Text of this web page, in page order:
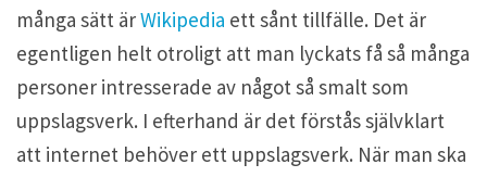
många sätt ärWikipedia ett sånt tillfälle. Det är
egentligen helt otroligt att man lyckats få så många
personer intresserade av något så smalt som
uppslagsverk. I efterhand är det förstås självklart
att internet behöver ett uppslagsverk. När man ska